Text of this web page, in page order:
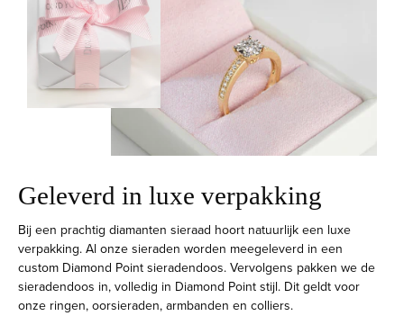
Geleverd in luxe verpakking
Bij een prachtig diamanten sieraad hoort natuurlijk een luxe
verpakking. Al onze sieraden worden meegeleverd in een
custom Diamond Point sieradendoos. Vervolgens pakken we de
sieradendoos in, volledig in Diamond Point stijl. Dit geldt voor
onze ringen, oorsieraden, armbanden en colliers.